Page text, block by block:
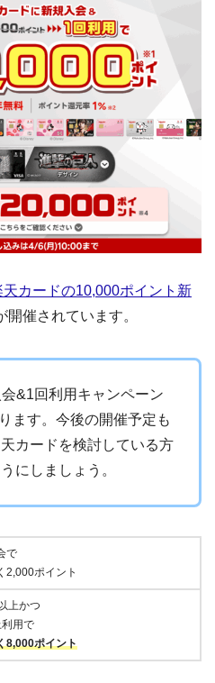
天カードの10,000ポイント新
開催されています。
&1回利用キャンペーン
ます。今後の開催予定も
カードを検討している方
にしましょう。
で
2,000ポイント
上かつ
用で
8,000ポイント